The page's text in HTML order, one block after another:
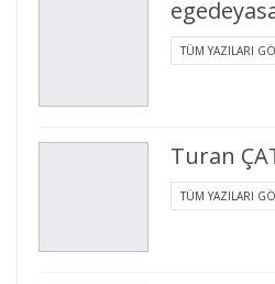
TÜM YAZILARI
Turan
TÜM YAZILARI